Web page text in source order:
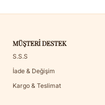
MÜŞTERI DESTEK
S.S.S
İade & Değişim
Kargo & Teslimat